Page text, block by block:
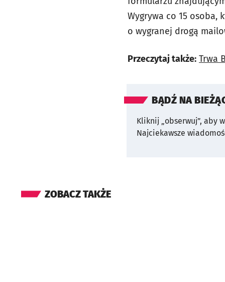
Wygrywa co 15 osoba,
o wygranej drogą
Przeczytaj także: Trwa
BĄDŹ NA
Kliknij „obserwuj”, aby
Najciekawsze
ZOBACZ TAKŻE